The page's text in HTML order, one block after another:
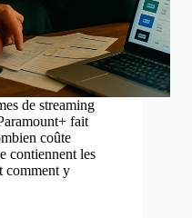
de streaming
fait
coûte
contiennent les
comment y